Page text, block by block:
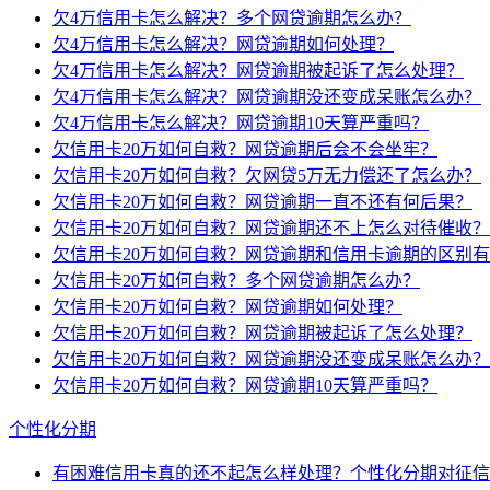
欠4万信用卡怎么解决？多个网贷逾期怎么办？
欠4万信用卡怎么解决？网贷逾期如何处理？
欠4万信用卡怎么解决？网贷逾期被起诉了怎么处理？
欠4万信用卡怎么解决？网贷逾期没还变成呆账怎么办？
欠4万信用卡怎么解决？网贷逾期10天算严重吗？
欠信用卡20万如何自救？网贷逾期后会不会坐牢？
欠信用卡20万如何自救？欠网贷5万无力偿还了怎么办？
欠信用卡20万如何自救？网贷逾期一直不还有何后果？
欠信用卡20万如何自救？网贷逾期还不上怎么对待催收？
欠信用卡20万如何自救？网贷逾期和信用卡逾期的区别有
欠信用卡20万如何自救？多个网贷逾期怎么办？
欠信用卡20万如何自救？网贷逾期如何处理？
欠信用卡20万如何自救？网贷逾期被起诉了怎么处理？
欠信用卡20万如何自救？网贷逾期没还变成呆账怎么办？
欠信用卡20万如何自救？网贷逾期10天算严重吗？
个性化分期
有困难信用卡真的还不起怎么样处理？个性化分期对征信